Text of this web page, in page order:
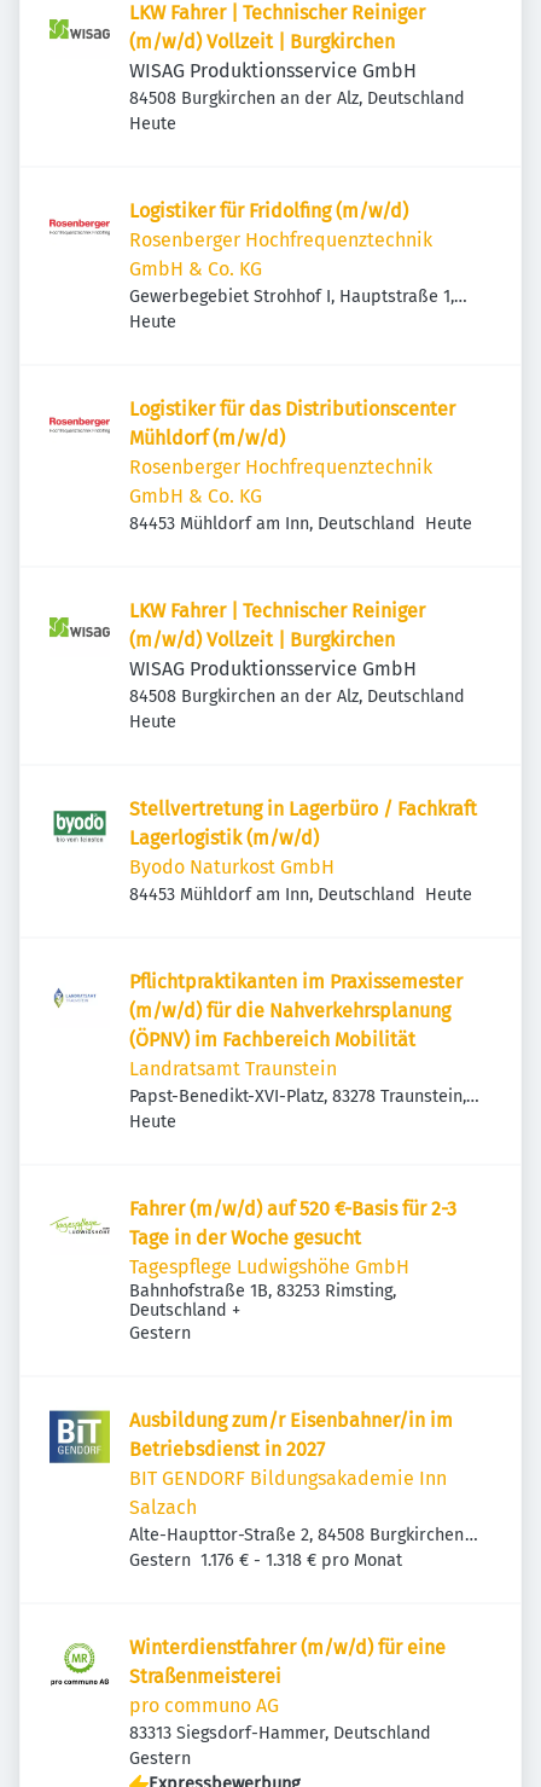
LKW Fahrer | Technischer Reiniger
(m/w/d) Vollzeit | Burgkirchen
WISAG Produktionsservice GmbH
84508 Burgkirchen an der Alz, Deutschland
Veröffentlicht
Heute
Logistiker für Fridolfing (m/w/d)
Rosenberger Hochfrequenztechnik
GmbH & Co. KG
Gewerbegebiet Strohhof I, Hauptstraße 1,
83413 Fridolfing, Deutschland
Veröffentlicht
Heute
Logistiker für das Distributionscenter
Mühldorf (m/w/d)
Rosenberger Hochfrequenztechnik
GmbH & Co. KG
84453 Mühldorf am Inn, Deutschland Veröffentlicht
Heute
LKW Fahrer | Technischer Reiniger
(m/w/d) Vollzeit | Burgkirchen
WISAG Produktionsservice GmbH
84508 Burgkirchen an der Alz, Deutschland
Veröffentlicht
Heute
Stellvertretung in Lagerbüro / Fachkraft
Lagerlogistik (m/w/d)
Byodo Naturkost GmbH
84453 Mühldorf am Inn, Deutschland Veröffentlicht
Heute
Pflichtpraktikanten im Praxissemester
(m/w/d) für die Nahverkehrsplanung
(ÖPNV) im Fachbereich Mobilität
Landratsamt Traunstein
Papst-Benedikt-XVI-Platz, 83278 Traunstein,
Deutschland
Veröffentlicht
Heute
Fahrer (m/w/d) auf 520 €-Basis für 2-3
Tage in der Woche gesucht
Tagespflege Ludwigshöhe GmbH
Bahnhofstraße 1B, 83253 Rimsting,
Deutschland +
Veröffentlicht
Gestern
Ausbildung zum/r Eisenbahner/in im
Betriebsdienst in 2027
BIT GENDORF Bildungsakademie Inn
Salzach
Alte-Haupttor-Straße 2, 84508 Burgkirchen
an der Alz, Deutschland
Veröffentlicht
Gestern 1.176 € - 1.318 € pro Monat
Winterdienstfahrer (m/w/d) für eine
Straßenmeisterei
pro communo AG
83313 Siegsdorf-Hammer, Deutschland
Veröffentlicht
Gestern